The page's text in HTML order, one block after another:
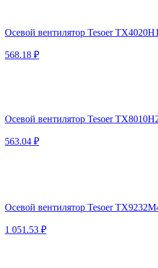
Осевой вентилятор Tesoer
568.18 ₽
Осевой вентилятор Tesoer
563.04 ₽
Осевой вентилятор Tesoer
1 051.53 ₽